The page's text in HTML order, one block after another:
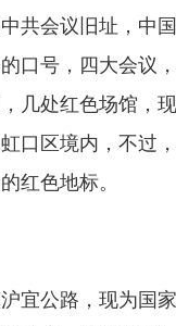
共会议旧址，中
口号，四大会议
几处红色场馆，
口区境内，不过
红色地标。
宜公路，现为国